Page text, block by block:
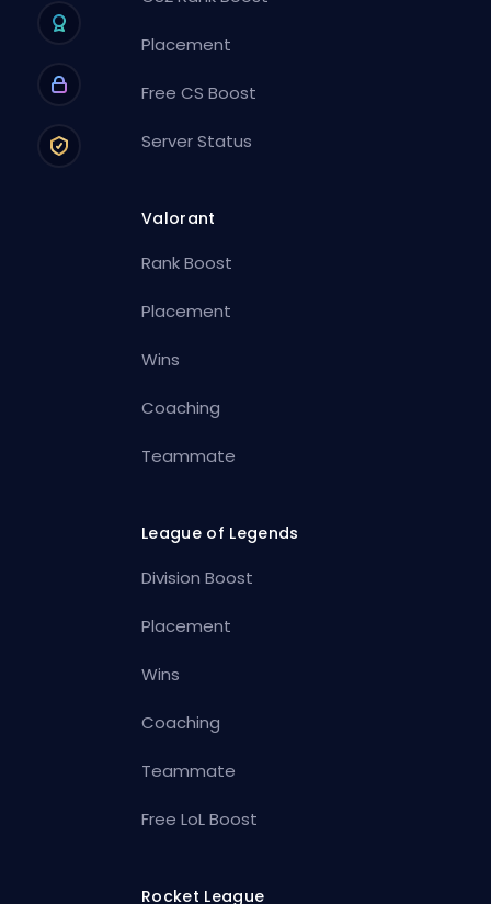
Placement
Free CS Boost
Server Status
Valorant
Rank Boost
Placement
Wins
Coaching
Teammate
League of Legends
Division Boost
Placement
Wins
Coaching
Teammate
Free LoL Boost
Rocket League